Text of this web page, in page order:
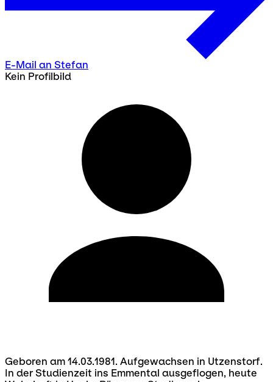
E-Mail an Stefan
Kein Profilbild
Geboren am 14.03.1981. Aufgewachsen in Utzenstorf.
In der Studienzeit ins Emmental ausgeflogen, heute